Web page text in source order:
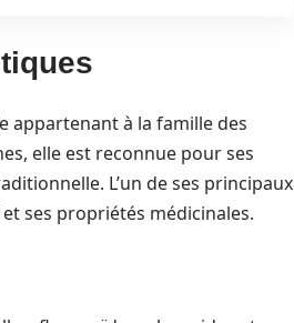
appartenant à la famille des
elle est reconnue pour ses
L’un de ses principaux
ses propriétés médicinales.